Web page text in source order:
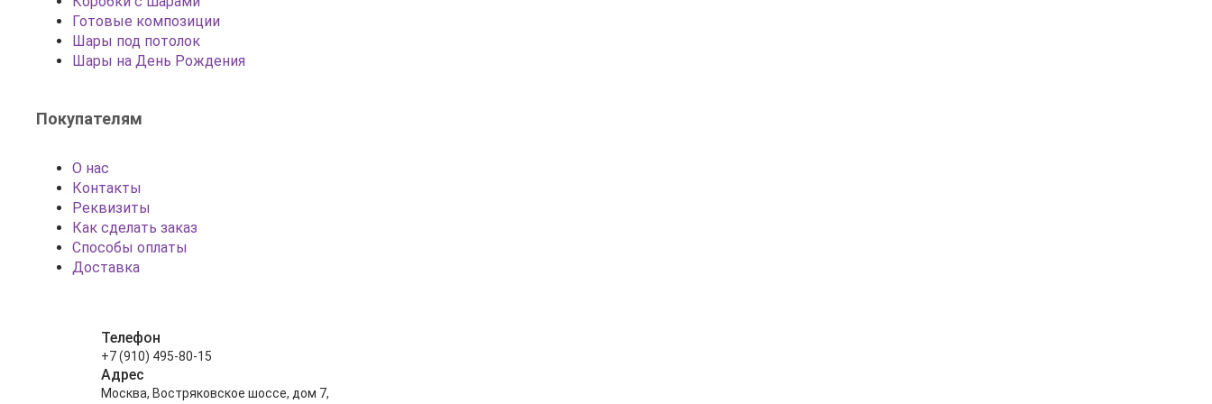
Готовые композиции
Шары под потолок
Шары на День Рождения
Покупателям
О нас
Контакты
Реквизиты
Как сделать заказ
Способы оплаты
Доставка
Телефон
+7 (910) 495-80-15
Адрес
Москва, Востряковское шоссе, дом 7,